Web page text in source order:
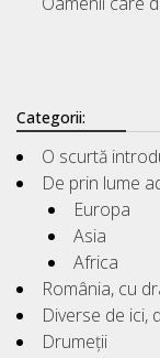
Categorii:
O scurtă
De prin lume
Europa
Asia
Africa
România, cu
Diverse de ici,
Drumeții